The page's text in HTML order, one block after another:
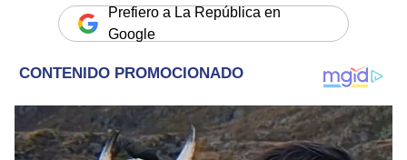
Prefiero a La República en
Google